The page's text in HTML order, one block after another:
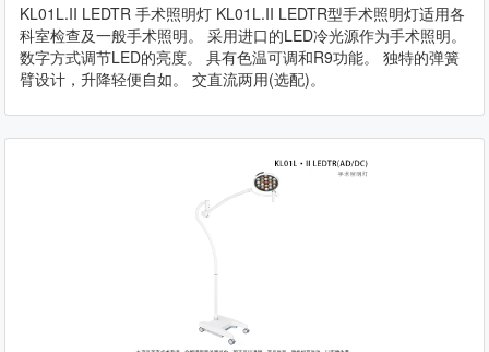
KL01L.II LEDTR 手术照明灯 KL01L.II LEDTR型手术照明灯适用各
科室检查及一般手术照明。 采用进口的LED冷光源作为手术照明。
数字方式调节LED的亮度。 具有色温可调和R9功能。 独特的弹簧
臂设计，升降轻便自如。 交直流两用(选配)。